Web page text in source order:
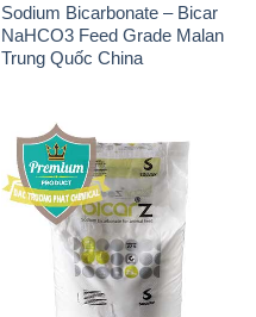
Sodium Bicarbonate – Bicar
NaHCO3 Feed Grade Malan
Trung Quốc China